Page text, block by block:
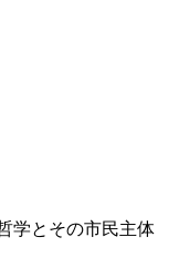
学とその市民主体